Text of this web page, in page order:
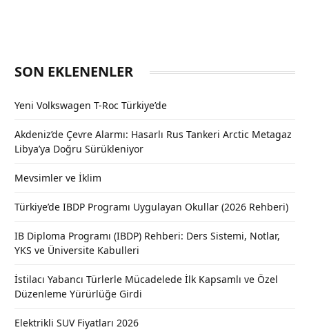
SON EKLENENLER
Yeni Volkswagen T-Roc Türkiye’de
Akdeniz’de Çevre Alarmı: Hasarlı Rus Tankeri Arctic Metagaz
Libya’ya Doğru Sürükleniyor
Mevsimler ve İklim
Türkiye’de IBDP Programı Uygulayan Okullar (2026 Rehberi)
IB Diploma Programı (IBDP) Rehberi: Ders Sistemi, Notlar,
YKS ve Üniversite Kabulleri
İstilacı Yabancı Türlerle Mücadelede İlk Kapsamlı ve Özel
Düzenleme Yürürlüğe Girdi
Elektrikli SUV Fiyatları 2026